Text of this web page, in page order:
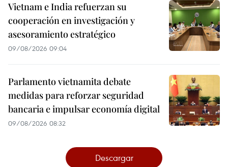
Vietnam e India refuerzan su
cooperación en investigación y
asesoramiento estratégico
09/08/2026 09:04
Parlamento vietnamita debate
medidas para reforzar seguridad
bancaria e impulsar economía digital
09/08/2026 08:32
Descargar